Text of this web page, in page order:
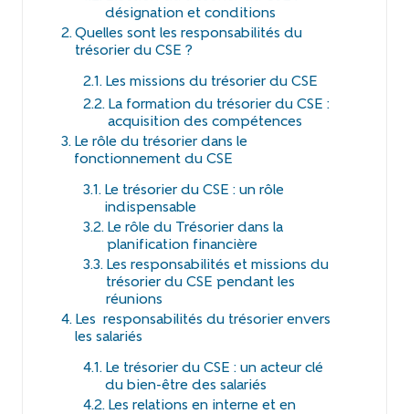
désignation et conditions
Quelles sont les responsabilités du
trésorier du CSE ?
Les missions du trésorier du CSE
La formation du trésorier du CSE :
acquisition des compétences
Le rôle du trésorier dans le
fonctionnement du CSE
Le trésorier du CSE : un rôle
indispensable
Le rôle du Trésorier dans la
planification financière
Les responsabilités et missions du
trésorier du CSE pendant les
réunions
Les responsabilités du trésorier envers
les salariés
Le trésorier du CSE : un acteur clé
du bien-être des salariés
Les relations en interne et en